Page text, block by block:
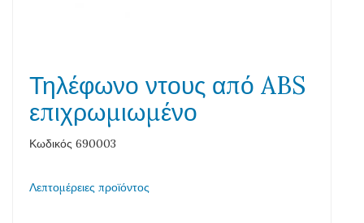
Τηλέφωνο ντους από ABS
επιχρωμιωμένο
Κωδικός 690003
Λεπτομέρειες προϊόντος